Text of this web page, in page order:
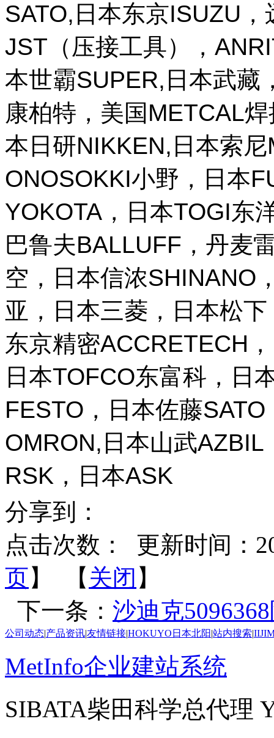
SATO,日本东京ISUZU
JST（压接工具），
本世霸SUPER,日本武藏
康柏特，美国METCAL
本日研NIKKEN,日本索
ONOSOKKI小野，日本
YOKOTA，日本TOGI东
巴鲁夫BALLUFF，丹麦
空，日本信浓SHINANO
亚，日本三菱，日本松
东京精密ACCRETECH
日本TOFCO东富科，日
FESTO，日本佐藤
OMRON,日本山武
RSK，日本ASK
分享到：
点击次数：
更新时间：
页】 【 关闭 】
下一条： 沙迪克
公司动态|产品资讯|友情链接|HOKUYO日本北阳|站内搜索|
MetInfo企业建站系统
SIBATA柴田科学总代理